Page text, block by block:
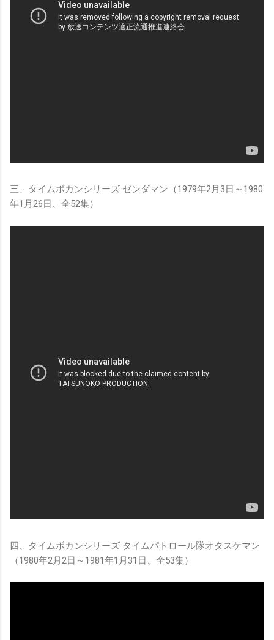
三、タイムボカンシリーズ ゼンダマン（1979年2月3日～1980
年1月26日、全52集）
四、タイムボカンシリーズ タイムパトロール隊オタスケマン
（1980年2月2日～1981年1月31日、全53集）